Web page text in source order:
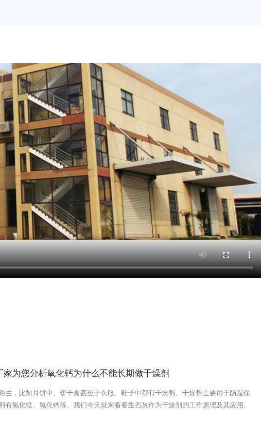
家为您分析氧化钙为什么不能长期做干燥剂
生，比如月饼中、饼干盒甚至于衣服、鞋子中都有干燥剂。干燥剂主要用于防湿保
有氯化镁、氯化钙等。我们今天就来看看生石灰作为干燥剂的工作原理及其应用。